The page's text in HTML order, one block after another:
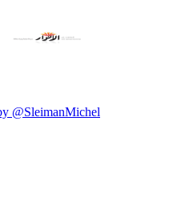
@SleimanMichel